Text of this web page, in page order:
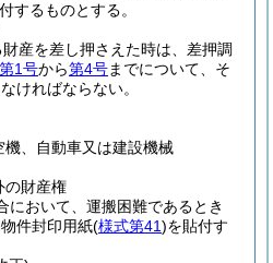
するものとする。
産を差し押さえた時は、差押調
第1号から第4号までについて、そ
ければならない。
、自動車又は建設機械
の財産権
において、運搬困難であるとき
件封印用紙(様式第41)を貼付す